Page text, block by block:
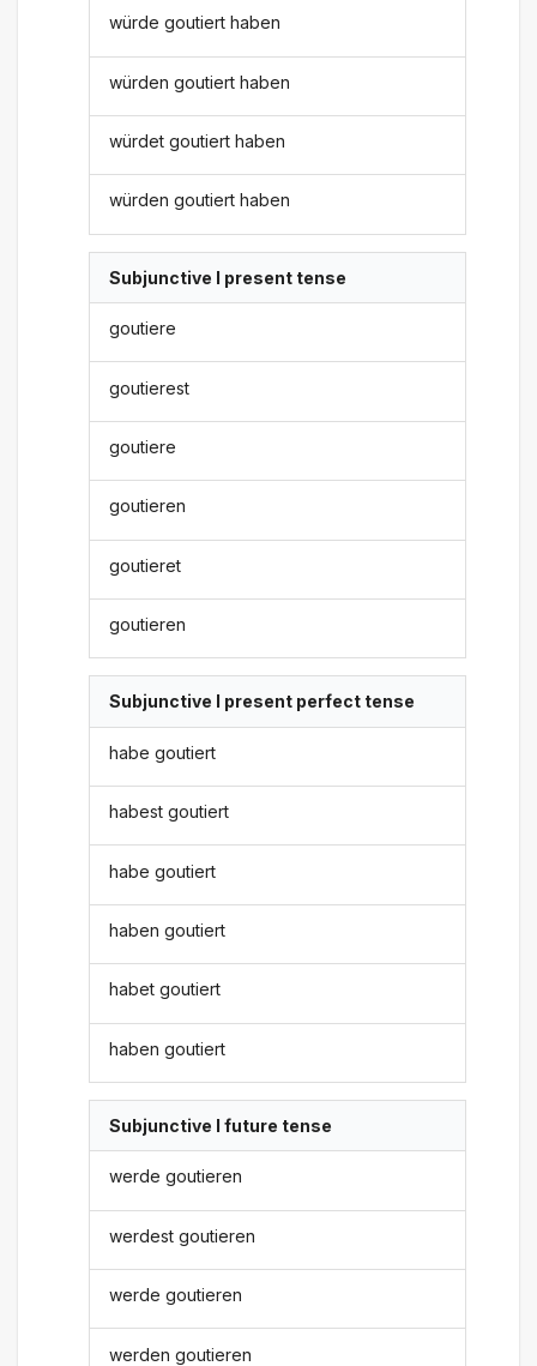
würde goutiert haben
würden goutiert haben
würdet goutiert haben
würden goutiert haben
Subjunctive I present tense
goutiere
goutierest
goutiere
goutieren
goutieret
goutieren
Subjunctive I present perfect tense
habe goutiert
habest goutiert
habe goutiert
haben goutiert
habet goutiert
haben goutiert
Subjunctive I future tense
werde goutieren
werdest goutieren
werde goutieren
werden goutieren